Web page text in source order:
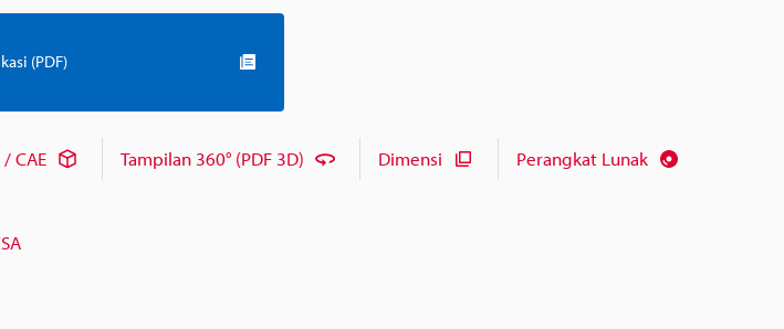
(PDF)
CAE Tampilan 360° (PDF 3D) Dimensi Perangkat Lunak